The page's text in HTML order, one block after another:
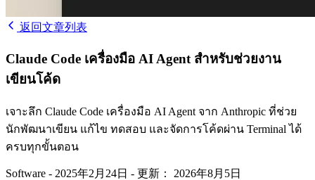
返回文章列表
Claude Code เครื่องมือ AI Agent สำหรับช่วยงาน
เขียนโค้ด
เจาะลึก Claude Code เครื่องมือ AI Agent จาก Anthropic ที่ช่วย
นักพัฒนาเขียน แก้ไข ทดสอบ และจัดการโค้ดผ่าน Terminal ได้
ครบทุกขั้นตอน
Software - 2025年2月24日 - 更新： 2026年8月5日